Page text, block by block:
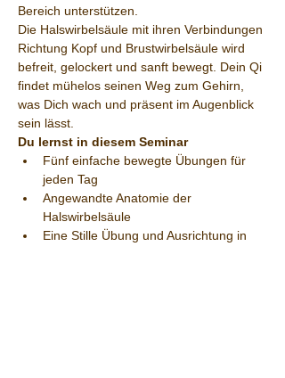
Bereich unterstützen.
Die Halswirbelsäule mit ihren Verbindungen
Richtung Kopf und Brustwirbelsäule wird
befreit, gelockert und sanft bewegt. Dein Qi
findet mühelos seinen Weg zum Gehirn,
was Dich wach und präsent im Augenblick
sein lässt.
Du lernst in diesem Seminar
Fünf einfache bewegte Übungen für
jeden Tag
Angewandte Anatomie der
Halswirbelsäule
Eine Stille Übung und Ausrichtung in